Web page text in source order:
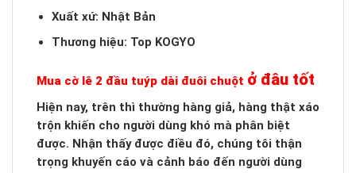
Xuất xứ: Nhật Bản
Thương hiệu: Top KOGYO
Mua cờ lê 2 đầu tuýp dài đuôi chuột ở đâu tốt
Hiện nay, trên thì thường hàng giả, hàng thật xáo
trộn khiến cho người dùng khó mà phân biệt
được. Nhận thấy được điều đó, chúng tôi thận
trọng khuyến cáo và cảnh báo đến người dùng